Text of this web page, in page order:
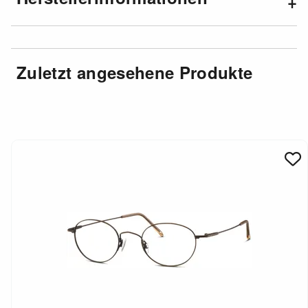
Zuletzt angesehene Produkte